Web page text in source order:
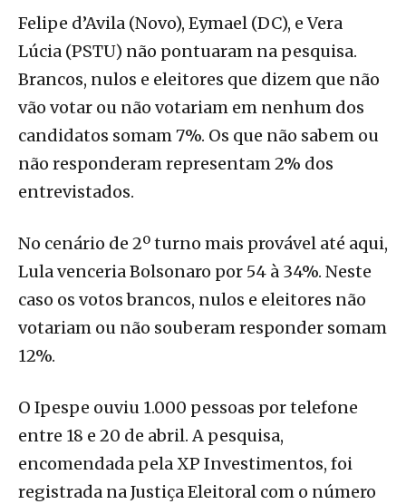
Felipe d’Avila (Novo), Eymael (DC), e Vera
Lúcia (PSTU) não pontuaram na pesquisa.
Brancos, nulos e eleitores que dizem que não
vão votar ou não votariam em nenhum dos
candidatos somam 7%. Os que não sabem ou
não responderam representam 2% dos
entrevistados.
No cenário de 2º turno mais provável até aqui,
Lula venceria Bolsonaro por 54 à 34%. Neste
caso os votos brancos, nulos e eleitores não
votariam ou não souberam responder somam
12%.
O Ipespe ouviu 1.000 pessoas por telefone
entre 18 e 20 de abril. A pesquisa,
encomendada pela XP Investimentos, foi
registrada na Justiça Eleitoral com o número